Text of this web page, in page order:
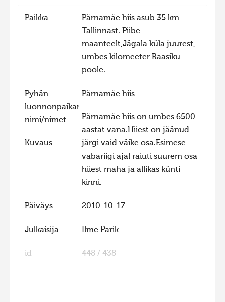
Hiite kuvavõistlus 2015
Hiite kuvavõistlus 2014
Hiite kuvavõistlus 2012
Hiite kuvavõistlus 2010
Hiite kuvavõistlus 2009
Paikka
Pärnamäe hiis asub 35 km
Tallinnast. Piibe
maanteelt,Jägala küla juurest,
umbes kilomeeter Raasiku
poole.
Pyhän
luonnonpaikan
nimi/nimet
Pärnamäe hiis
Kuvaus
Pärnamäe hiis on umbes 6500
aastat vana.Hiiest on jäänud
järgi vaid väike osa.Esimese
vabariigi ajal raiuti suurem osa
hiiest maha ja allikas künti
kinni.
Päiväys 2010-10-17
Julkaisija Ilme Parik
id 448 / 438